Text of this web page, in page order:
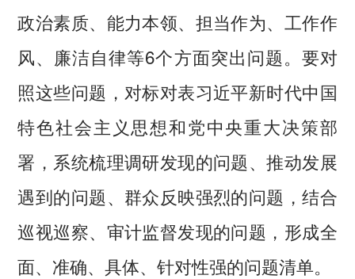
政治素质、能力本领、担当作为、工作作
风、廉洁自律等6个方面突出问题。要对
照这些问题，对标对表习近平新时代中国
特色社会主义思想和党中央重大决策部
署，系统梳理调研发现的问题、推动发展
遇到的问题、群众反映强烈的问题，结合
巡视巡察、审计监督发现的问题，形成全
面、准确、具体、针对性强的问题清单。